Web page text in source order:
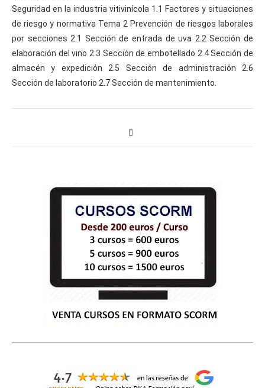
Seguridad en la industria vitivinícola 1.1 Factores y situaciones
de riesgo y normativa Tema 2 Prevención de riesgos laborales
por secciones 2.1 Sección de entrada de uva 2.2 Sección de
elaboración del vino 2.3 Sección de embotellado 2.4 Sección de
almacén y expedición 2.5 Sección de administración 2.6
Sección de laboratorio 2.7 Sección de mantenimiento.